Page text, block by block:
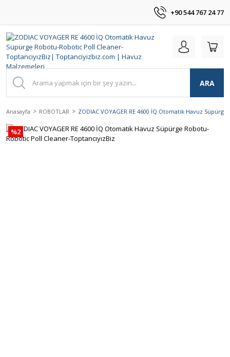
+90 544 767 24 77
ARA
Anasayfa ROBOTLAR ZODIAC VOYAGER RE 4600 İQ Otomatik Havuz
%2